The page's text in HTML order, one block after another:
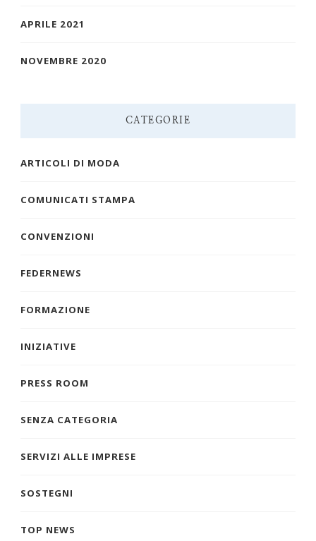
APRILE 2021
NOVEMBRE 2020
CATEGORIE
ARTICOLI DI MODA
COMUNICATI STAMPA
CONVENZIONI
FEDERNEWS
FORMAZIONE
INIZIATIVE
PRESS ROOM
SENZA CATEGORIA
SERVIZI ALLE IMPRESE
SOSTEGNI
TOP NEWS